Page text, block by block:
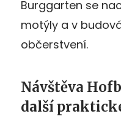
Burggarten se
motýly a v
občerstvení.
Návštěva
další